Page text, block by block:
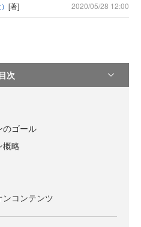
[著] 2020/05/28 12:00
目次
のゴール
概略
ンコンテンツ